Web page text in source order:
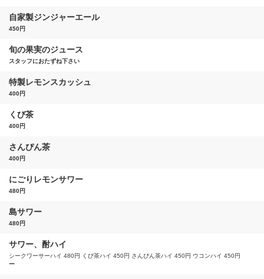
自家製ジンジャーエール
450円
旬の果実のジュース
スタッフにおたずね下さい
特製レモンスカッシュ
400円
くび茶
400円
さんぴん茶
400円
にごりレモンサワー
480円
島サワー
480円
サワー、酎ハイ
シークワーサーハイ 480円 くび茶ハイ 450円 さんぴん茶ハイ 450円 ウコンハイ 450円
ー